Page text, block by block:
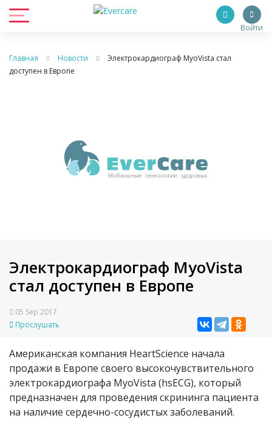
Войти
Главная Новости
Электрокардиограф MyoVista стал
доступен в Европе
Электрокардиограф MyoVista
стал доступен в Европе
05 Sep 2017
Прослушать
Американская компания HeartScience начала
продажи в Европе своего высокочувствительного
электрокардиографа MyoVista (hsECG), который
предназначен для проведения скрининга пациента
на наличие сердечно-сосудистых заболеваний.